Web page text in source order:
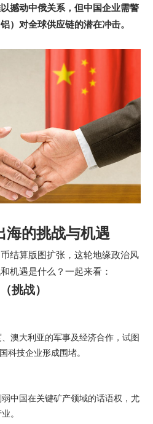
撼动中俄关系，但中国企业需警
）对全球供应链的潜在冲击。
的挑战与机遇
结算版图扩张，这轮地缘政治风
机遇是什么？一起来看：
挑战）
澳大利亚的军事及经济合作，试图
科技企业形成围堵。
中国在关键矿产领域的话语权，尤
。